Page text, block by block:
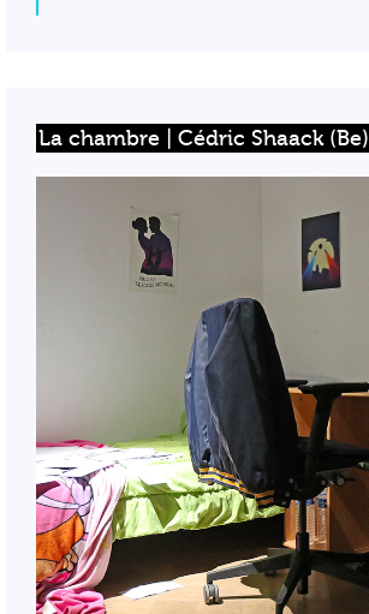
La chambre | Cédric Shaack (Be)